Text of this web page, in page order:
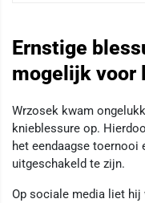
Ernstige
mogelijk voor
Wrzosek kwam
knieblessure op.
het eendaagse toernooi
uitgeschakeld te zijn.
Op sociale media liet hij